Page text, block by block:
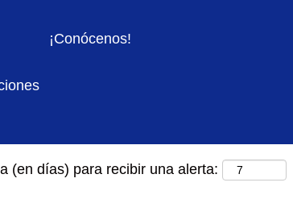
¡Conócenos!
clave Buscar por
(en días) para recibir una alerta: